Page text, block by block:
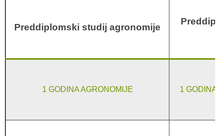
Preddiplomski studij agronomije
1 GODINA AGRONOMIJE 1 GODINA